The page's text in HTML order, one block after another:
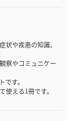
や疾患の知識、
察やコミュニケー
す。
える1冊です。